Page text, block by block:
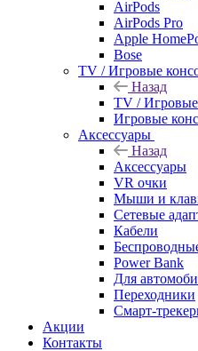
AirPods
AirPods Pro
Apple
Bose
TV / Игровые
Назад
TV / Игровые
Игровые
Аксессуары
Назад
Аксессуары
VR очки
Мыши и
Сетевые
Кабели
Power Bank
Для
Переходники
Смарт-
Акции
Контакты